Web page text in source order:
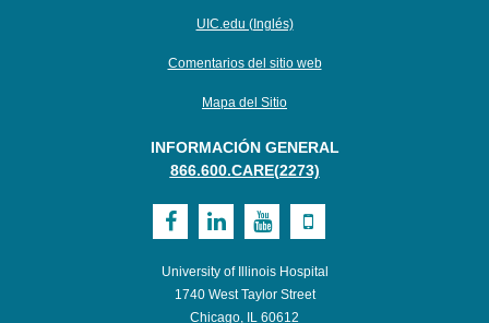
UIC.edu (Inglés)
Comentarios del sitio web
Mapa del Sitio
INFORMACIÓN GENERAL
866.600.CARE(2273)
Visit
Health
Visit
Health
Visit
Health
Visit
Health
University of Illinois Hospital
1740 West Taylor Street
Chicago, IL 60612